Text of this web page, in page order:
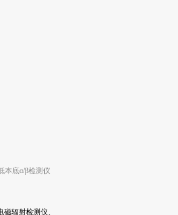
本底α/β检测仪
辐射检测仪、